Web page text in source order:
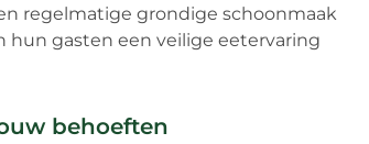
regelmatige grondige schoonmaak
hun gasten een veilige eetervaring
behoeften